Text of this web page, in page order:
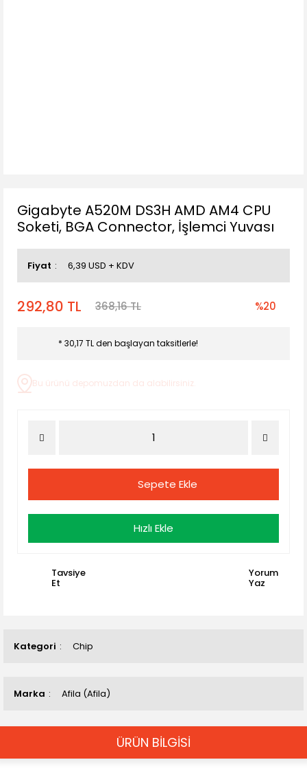
Kategori Chip
Marka Afila (Afila)
Gigabyte A520M DS3H AMD AM4 CPU
Soketi, BGA Connector, İşlemci Yuvası
Fiyat 6,39 USD + KDV
292,80 TL 368,16 TL %20
* 30,17 TL den başlayan taksitlerle!
Bu ürünü depomuzdan da alabilirsiniz.
Sepete Ekle
Hızlı Ekle
Tavsiye
Et
Yorum
Yaz
ÜRÜN BİLGİSİ